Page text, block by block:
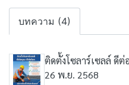
บทความ (4)
ติดตั้งโซลาร์เซลล์ ดี
26 พ.ย. 2568